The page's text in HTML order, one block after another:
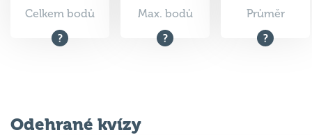
Celkem bodů Max. bodů Průměr
Odehrané kvízy